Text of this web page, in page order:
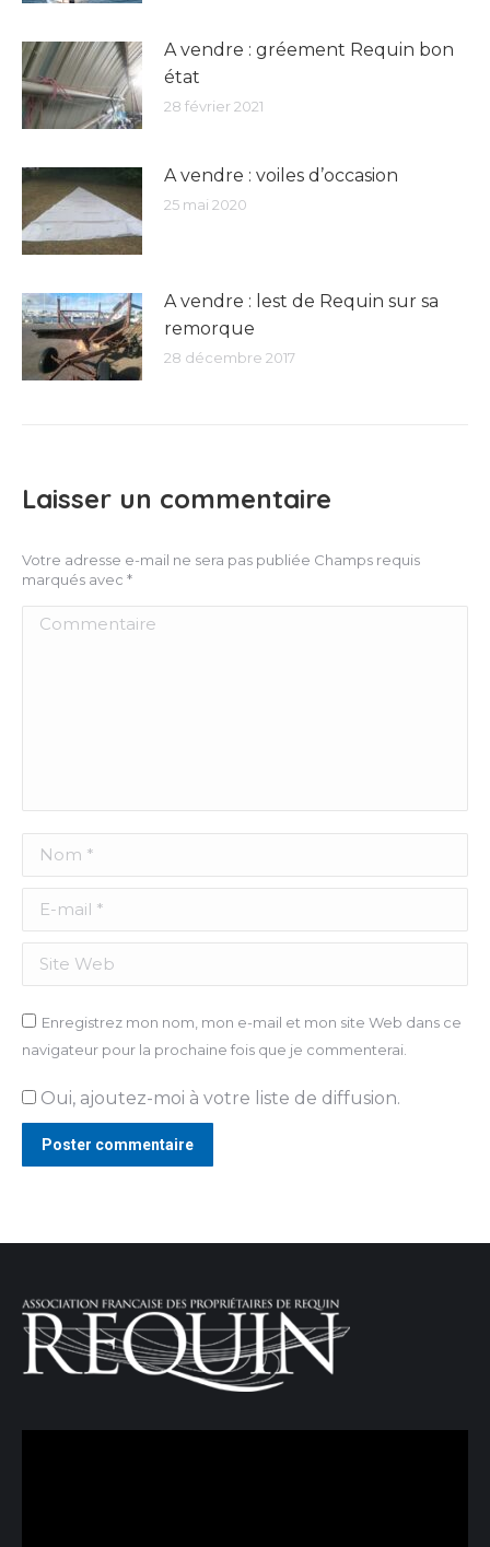
A vendre : gréement Requin bon
état
28 février 2021
A vendre : voiles d’occasion
25 mai 2020
A vendre : lest de Requin sur sa
remorque
28 décembre 2017
Laisser un commentaire
Votre adresse e-mail ne sera pas publiée Champs requis
marqués avec *
Commentaire
Nom *
E-mail *
Site Web
Enregistrez mon nom, mon e-mail et mon site Web dans ce
navigateur pour la prochaine fois que je commenterai.
Oui, ajoutez-moi à votre liste de diffusion.
Poster commentaire